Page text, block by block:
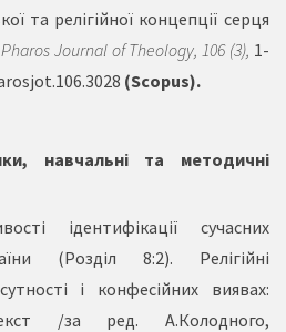
та релігійної концепції серця
Pharos Journal of Theology, 106 (3), 1-
(Scopus).
навчальні та методичні
ідентифікації сучасних
(Розділ 8:2). Релігійні
і конфесійних виявах:
/за ред. А.Колодного,